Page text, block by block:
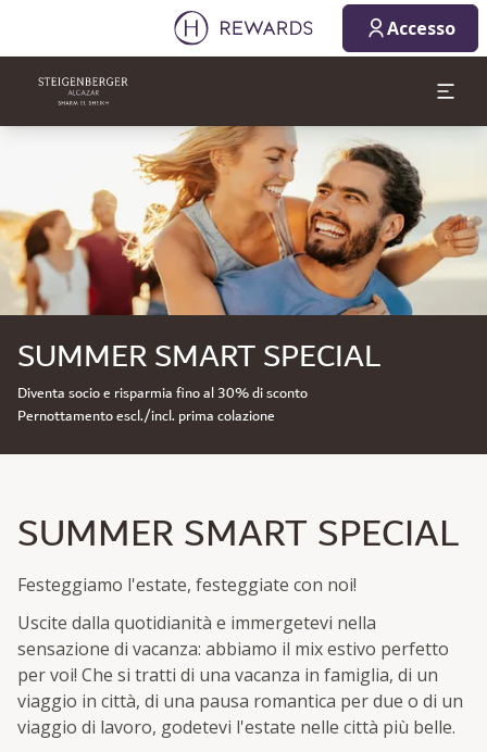
Accesso
SUMMER SMART SPECIAL
Diventa socio e risparmia fino al 30% di sconto
Pernottamento escl./incl. prima colazione
SUMMER SMART SPECIAL
Festeggiamo l'estate, festeggiate con noi!
Uscite dalla quotidianità e immergetevi nella
sensazione di vacanza: abbiamo il mix estivo perfetto
per voi! Che si tratti di una vacanza in famiglia, di un
viaggio in città, di una pausa romantica per due o di un
viaggio di lavoro, godetevi l'estate nelle città più belle.